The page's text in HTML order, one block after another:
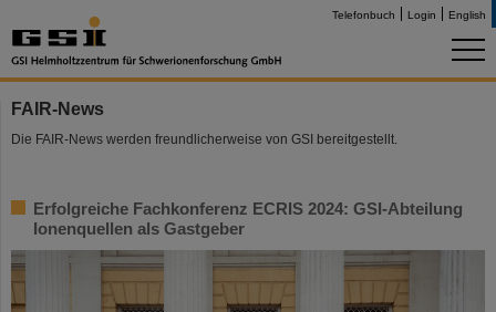
Telefonbuch Login English
FAIR-News
Die FAIR-News werden freundlicherweise von GSI bereitgestellt.
Erfolgreiche Fachkonferenz ECRIS 2024: GSI-Abteilung
Ionenquellen als Gastgeber